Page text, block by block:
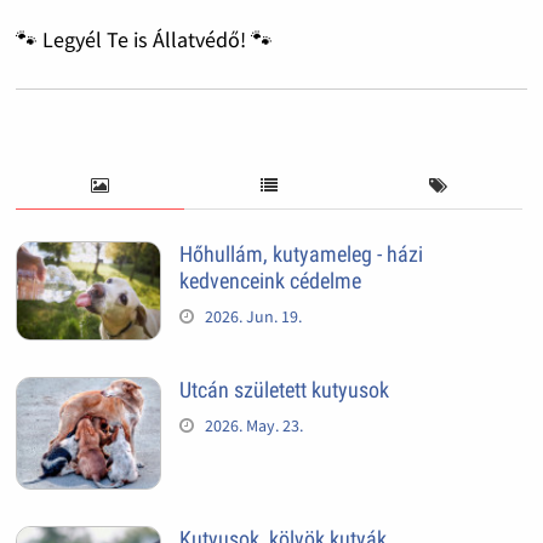
🐾 Legyél Te is Állatvédő! 🐾
Hőhullám, kutyameleg - házi
kedvenceink cédelme
2026. Jun. 19.
Utcán született kutyusok
2026. May. 23.